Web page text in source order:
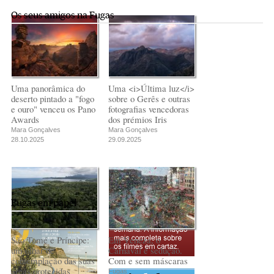
Uma panorâmica do
deserto pintado a "fogo
e ouro" venceu os Pano
Awards
Mara Gonçalves
28.10.2025
Uma <i>Última luz</i>
sobre o Gerês e outras
fotografias vencedoras
dos prémios Iris
Mara Gonçalves
29.09.2025
São Tomé e Príncipe:
um olhar de
contemplação das suas
áreas protegidas
Em Veneza, o
Carnaval é sedução.
Com e sem máscaras
Fugas
Pereira
Misterioso beijo
comunismo-
capitalismo
Rui Barbosa Batista
Misterioso beijo
comunismo-
capitalismo
Rui Barbosa Batista
Transnístria
Rui Barbosa Batista
Os seus amigos na Fugas
Fugas em papel